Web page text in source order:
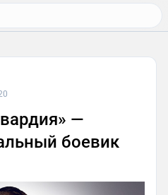
—
боевик